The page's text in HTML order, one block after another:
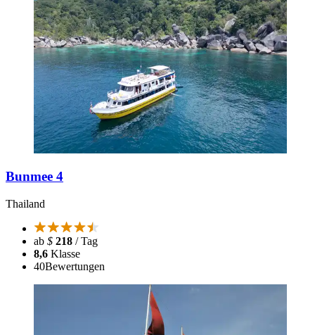
Bunmee 4
Thailand
ab $ 218 / Tag
8,6 Klasse
40Bewertungen